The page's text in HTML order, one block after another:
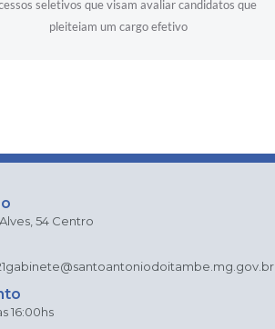
seletivos que visam avaliar candidatos que
pleiteiam um cargo efetivo
54 Centro
gabinete@santoantoniodoitambe.mg.gov.br
16:00hs